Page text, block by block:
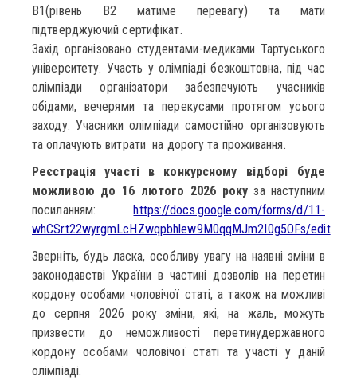
В1(рівень В2 матиме перевагу) та мати
підтверджуючий сертифікат.
Захід організовано студентами-медиками Тартуського
університету. Участь у олімпіаді безкоштовна, під час
олімпіади організатори забезпечують учасників
обідами, вечерями та перекусами протягом усього
заходу. Учасники олімпіади самостійно організовують
та оплачують витрати на дорогу та проживання.
Реєстрація участі в конкурсному відборі буде
можливою до 16 лютого 2026 рокуза наступним
посиланням:https://docs.google.com/forms/d/11-
whCSrt22wyrgmLcHZwqpbhlew9M0qqMJm2I0g5OFs/edit
Зверніть, будь ласка, особливу увагу на наявні зміни в
законодавстві України в частині дозволів на перетин
кордону особами чоловічої статі, а також на можливі
до серпня 2026 року зміни, які, на жаль, можуть
призвести до неможливості перетинудержавного
кордону особами чоловічої статі та участі у даній
олімпіаді.